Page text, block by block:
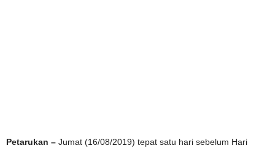
Petarukan – Jumat (16/08/2019) tepat satu hari sebelum Hari